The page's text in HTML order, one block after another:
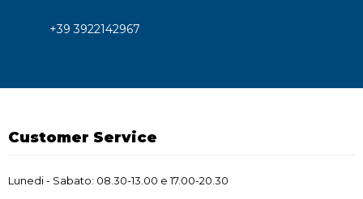
+39 3922142967
Customer Service
Lunedi - Sabato: 08.30-13.00 e 17.00-20.30